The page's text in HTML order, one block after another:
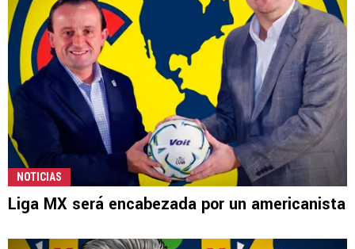
NOTICIAS
Liga MX será encabezada por un americanista